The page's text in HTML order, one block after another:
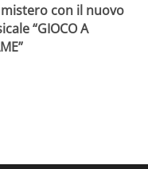
mistero con il nuovo
“GIOCO A